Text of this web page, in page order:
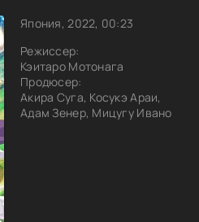
Япония, 2022, 00:23
Режиссер:
Кэитаро Мотонага
Продюсер:
Акира Суга, Косукэ Араи,
Адам Зенер, Мицугу Ивано